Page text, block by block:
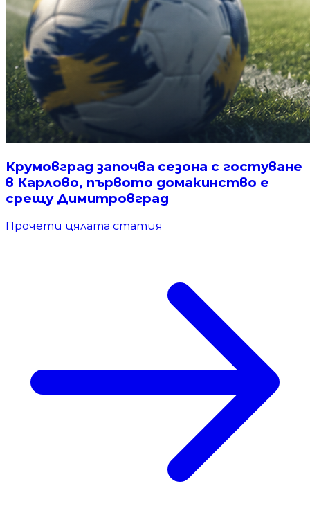
Крумовград започва сезона с гостуване
в Карлово, първото домакинство е
срещу Димитровград
Прочети цялата статия